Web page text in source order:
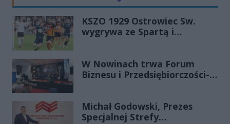
KSZO 1929 Ostrowiec Sw.
wygrywa ze Spartą i
W Nowinach trwa Forum
Biznesu i Przedsiębiorczości-
Michał Godowski, Prezes
Specjalnej Strefy